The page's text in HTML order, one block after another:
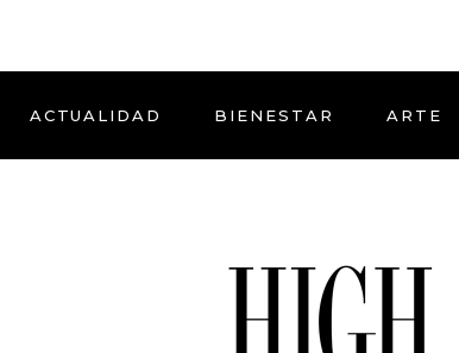
ACTUALIDAD BIENESTAR ARTE